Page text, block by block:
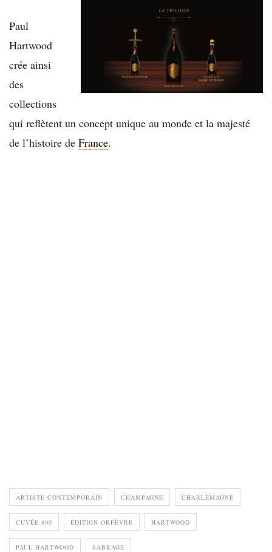
Paul
Hartwood
crée ainsi
des
collections
qui reflètent un concept unique au monde et la majesté
de l’histoire de France.
ARTISTE CONTEMPORAIN CHAMPAGNE CHARLEMAGNE
CUVÉE 800 EDITION ORFÈVRE HARTWOOD
PAUL HARTWOOD SABRAGE